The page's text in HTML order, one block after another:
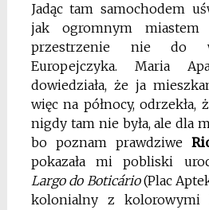
Jadąc tam samochodem
jak ogromnym
przestrzenie nie do
Europejczyka. Maria
dowiedziała, że ja
więc na północy, odrzekła,
nigdy tam nie była, ale dla
bo poznam prawdziwe
pokazała mi pobliski
Largo do Boticário(Plac
kolonialny z kolorowymi